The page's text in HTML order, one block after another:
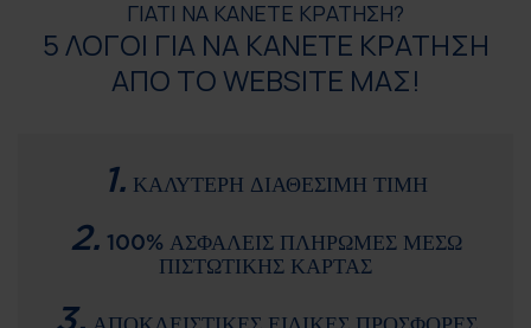
ΓΙΑΤΙ ΝΑ ΚΑΝΕΤΕ ΚΡΑΤΗΣΗ?
5 ΛΟΓΟΙ ΓΙΑ ΝΑ ΚΑΝΕΤΕ ΚΡΑΤΗΣΗ
ΑΠΟ ΤΟ WEBSITE ΜΑΣ!
1. ΚΑΛΥΤΕΡΗ ΔΙΑΘΕΣΙΜΗ ΤΙΜΗ
2. 100% ΑΣΦΑΛΕΙΣ ΠΛΗΡΩΜΕΣ ΜΕΣΩ
ΠΙΣΤΩΤΙΚΗΣ ΚΑΡΤΑΣ
3.